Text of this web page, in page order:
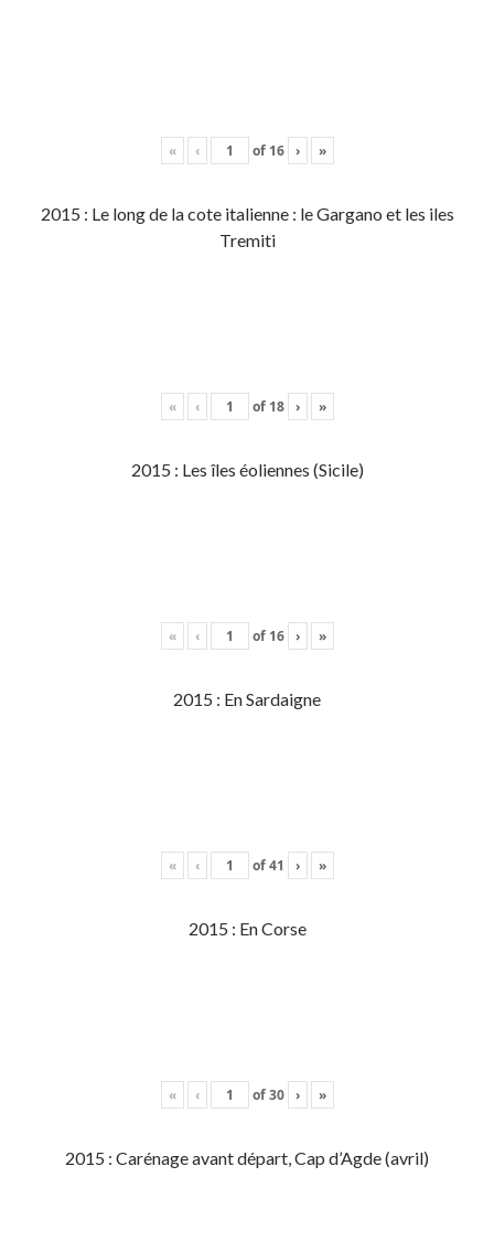
« ‹ of 16 › »
2015 : Le long de la cote italienne : le Gargano et les iles
Tremiti
« ‹ of 18 › »
2015 : Les îles éoliennes (Sicile)
« ‹ of 16 › »
2015 : En Sardaigne
« ‹ of41 › »
2015 : En Corse
« ‹ of30 › »
2015 : Carénage avant départ, Cap d’Agde (avril)